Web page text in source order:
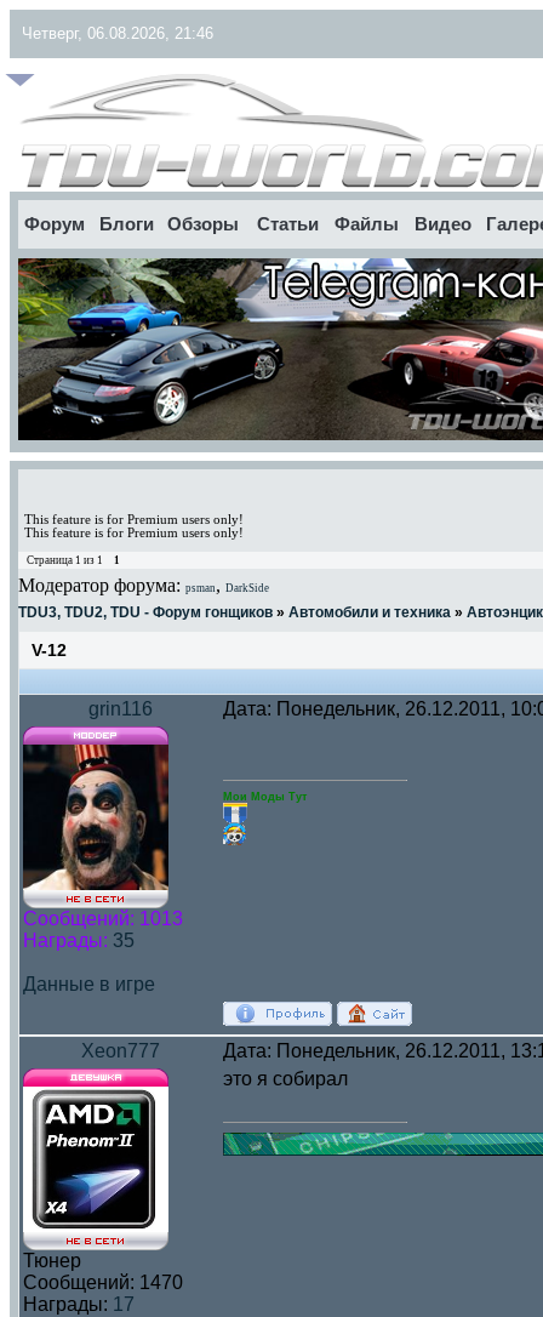
Четверг, 06.08.2026, 21:46
Форум Блоги Обзоры Статьи Файлы Видео
This feature is for Premium users only!
This feature is for Premium users only!
Страница 1 из 1 1
Модератор форума: psman, DarkSide
TDU3, TDU2, TDU - Форум гонщиков » Автомобили и техника »
V-12
grin116 Дата: Понедельник, 26.12.2011,
Сообщений: 1013
Награды: 35
Данные в игре
Мои Моды Тут
Xeon777 Дата: Понедельник, 26.12.2011,
Тюнер
Сообщений: 1470
Награды: 17
это я собирал